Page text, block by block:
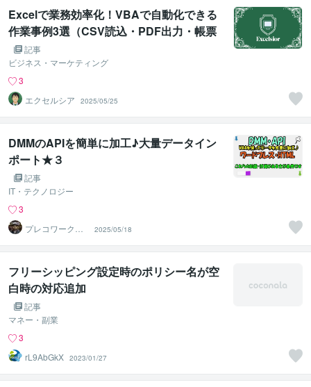
Excelで業務効率化！VBAで自動化できる
作業事例3選（CSV読込・PDF出力・帳票
作成）
記事
ビジネス・マーケティング
3
エクセルシア
2025/05/25
DMMのAPIを簡単に加工♪大量データイン
ポート★３
記事
IT・テクノロジー
3
プレコワークス
★pleco works
2025/05/18
フリーシッピング設定時のポリシー名が空
白時の対応追加
記事
マネー・副業
3
rL9AbGkX 2023/01/27